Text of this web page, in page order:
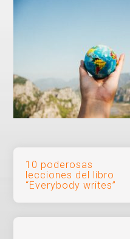
Navegación
de
entradas
10 poderosas
lecciones del libro
“Everybody writes”